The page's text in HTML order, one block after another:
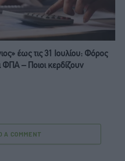
έως τις 31 Ιουλίου: Φόρος
– Ποιοι κερδίζουν
A COMMENT